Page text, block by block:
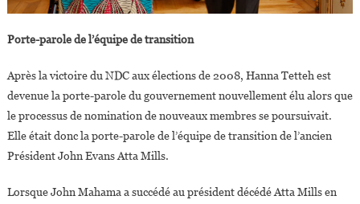
Porte-parole de l’équipe de transition
Après la victoire du NDC aux élections de 2008, Hanna Tetteh est
devenue la porte-parole du gouvernement nouvellement élu alors que
le processus de nomination de nouveaux membres se poursuivait.
Elle était donc la porte-parole de l’équipe de transition de l’ancien
Président John Evans Atta Mills.
Lorsque John Mahama a succédé au président décédé Atta Mills en